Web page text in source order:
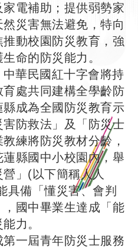
電補助；提供弱勢家
災害無法避免，特向
動校園防災教育，強
命的防災能力。
華民國紅十字會將持
處共同建構全學齡防
成為全國防災教育示
防救法」及「防災士
練將防災教材分齡，
縣國中小校園內，舉
」(以下簡稱人人
具備「懂災害、會判
國中畢業生達成「能
力。
一屆青年防災士服務